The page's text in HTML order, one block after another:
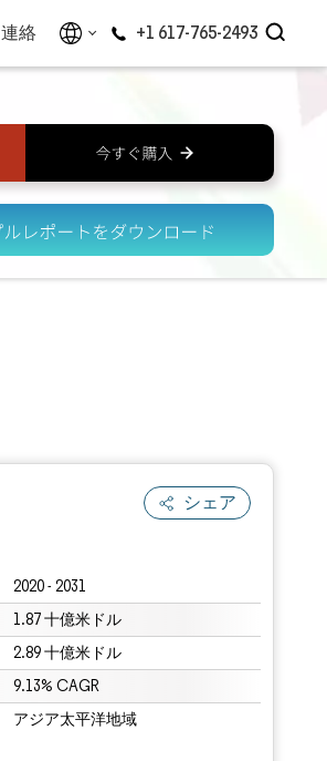
連絡 +1 617-765-2493
シェア
2020 - 2031
1.87 十億米ドル
2.89 十億米ドル
9.13% CAGR
アジア太平洋地域